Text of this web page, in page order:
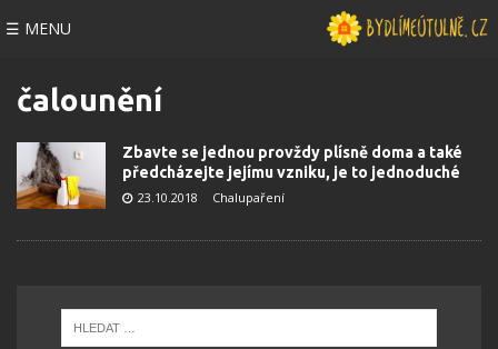
☰ MENU
čalounění
Zbavte se jednou provždy plísně doma a také
předcházejte jejímu vzniku, je to jednoduché
23.10.2018 Chalupaření